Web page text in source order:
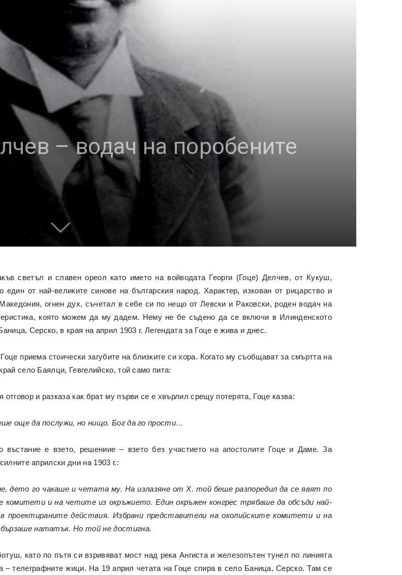
– водач на поробените
светъл и славен ореол като името на войводата Георги (Гоце) Делчев, от Кукуш,
един от най-великите синове на българския народ. Характер, изкован от рицарство и
огнен дух, съчетал в себе си по нещо от Левски и Раковски, роден водач на
която можем да му дадем. Нему не бе съдено да се включи в Илинденското
Серско, в края на април 1903 г. Легендата за Гоце е жива и днес.
приема стоически загубите на близките си хора. Когато му съобщават за смъртта на
село Баялци, Гевгелийско, той само пита:
и разказа как брат му първи се е хвърлил срещу потерята, Гоце казва:
още да послужи, но нищо. Бог да го прости…
въстание е взето, решениие – взето без участието на апостолите Гоце и Даме. За
априлски дни на 1903 г.:
дето го чакаше и четата му. На излазяне от Х. той беше разпоредил да се явят по
комитети и на четите из окръжието. Един окръжен конгрес трябаше да обсъди най-
проектираните действия. Избрани представители на околийските комитети и на
нататък. Но той не достигна.
като по пътя си взривяват мост над река Ангиста и железопътен тунел по линията
телеграфните жици. На 19 април четата на Гоце спира в село Баница, Серско. Там се